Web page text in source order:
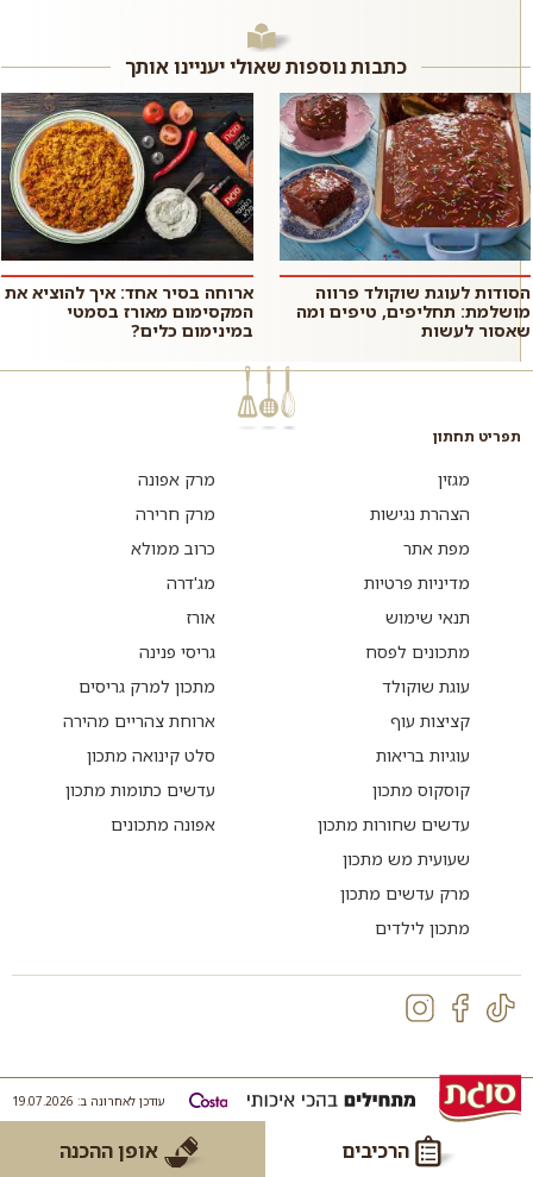
הרכיבים אופן ההכנה
סיר אחד ומגישים לארוחת ערב
רגיל...
כתבות נוספות שאולי יעניינו אותך
הסודות לעוגת שוקולד פרווה
מושלמת: תחליפים, טיפים ומה
שאסור לעשות
ארוחה בסיר אחד: איך להוציא את
המקסימום מאורז בסמטי
במינימום כלים?
תפריט תחתון
מגזין
הצהרת נגישות
מפת אתר
מדיניות פרטיות
תנאי שימוש
מתכונים לפסח
עוגת שוקולד
קציצות עוף
עוגיות בריאות
קוסקוס מתכון
עדשים שחורות מתכון
שעועית מש מתכון
מרק עדשים מתכון
מתכון לילדים
מרק אפונה
מרק חרירה
כרוב ממולא
מג'דרה
אורז
גריסי פנינה
מתכון למרק גריסים
ארוחת צהריים מהירה
סלט קינואה מתכון
עדשים כתומות מתכון
אפונה מתכונים
עודכן לאחרונה ב: 19.07.2026